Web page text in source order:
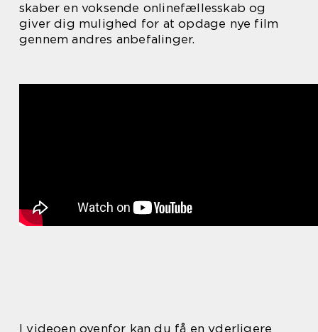
skaber en voksende onlinefællesskab og
giver dig mulighed for at opdage nye film
gennem andres anbefalinger.
I videoen ovenfor kan du få en yderligere